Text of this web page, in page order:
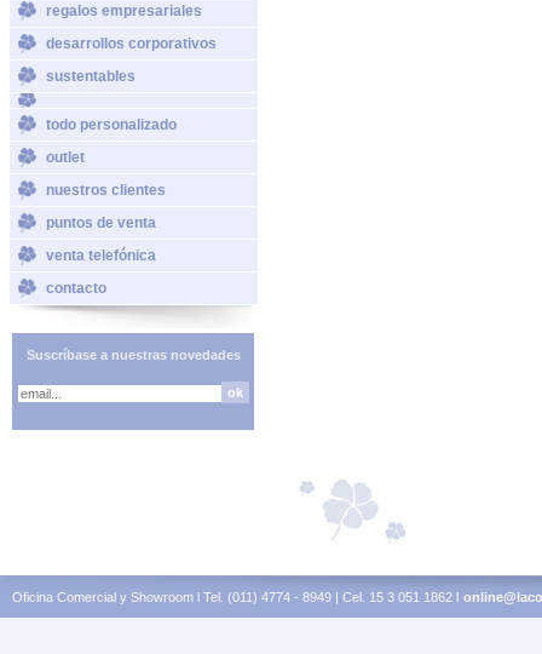
regalos empresariales
desarrollos corporativos
sustentables
todo personalizado
outlet
nuestros clientes
puntos de venta
venta telefónica
contacto
Suscríbase a nuestras novedades
Oficina Comercial y Showroom l Tel. (011) 4774 - 8949 | Cel. 15 3 051 1862 l